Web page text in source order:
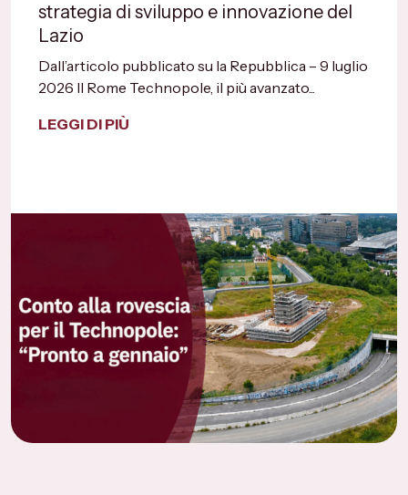
strategia di sviluppo e innovazione del
Lazio
Dall’articolo pubblicato su la Repubblica – 9 luglio
2026 Il Rome Technopole, il più avanzato...
LEGGI DI PIÙ